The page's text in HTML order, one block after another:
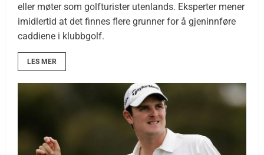
eller møter som golfturister utenlands. Eksperter mener
imidlertid at det finnes flere grunner for å gjeninnføre
caddiene i klubbgolf.
LES MER